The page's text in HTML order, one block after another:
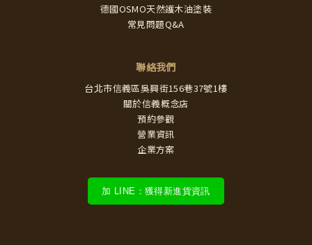
德國OSMO天然護木油塗裝
常見問題Q&A
聯絡我們
台北市信義區吳興街156巷37號1樓
關於信義概念店
預約參觀
營業資訊
企業方案
加 LINE：獲得新進貨資訊